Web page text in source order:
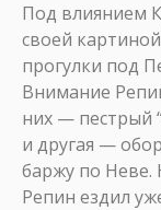
Под влиянием
своей
прогулки под
Внимание
них — пестрый
и другая —
баржу по Неве.
Репин ездил